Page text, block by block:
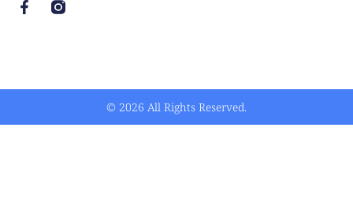
© 2026 All Rights Reserved.